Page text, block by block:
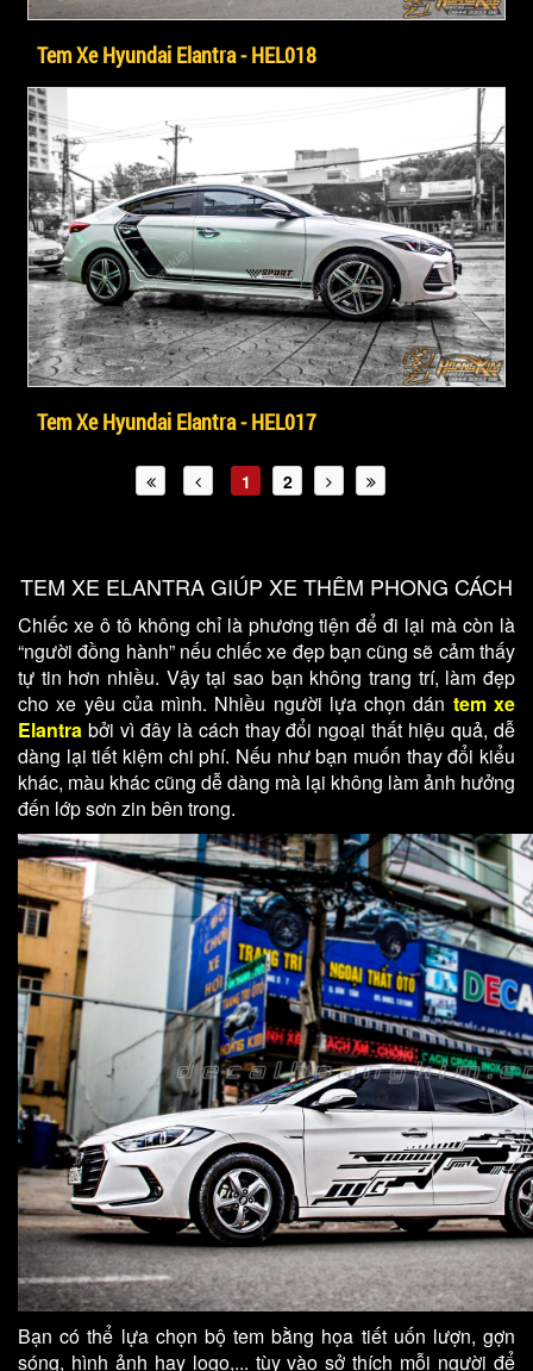
Tem Xe Hyundai Elantra - HEL018
Tem Xe Hyundai Elantra - HEL017
1 2
TEM XE ELANTRA GIÚP XE THÊM PHONG CÁCH
Chiếc xe ô tô không chỉ là phương tiện để đi lại mà còn là
“người đồng hành” nếu chiếc xe đẹp bạn cũng sẽ cảm thấy
tự tin hơn nhiều. Vậy tại sao bạn không trang trí, làm đẹp
cho xe yêu của mình. Nhiều người lựa chọn dán tem xe
Elantra bởi vì đây là cách thay đổi ngoại thất hiệu quả, dễ
dàng lại tiết kiệm chi phí. Nếu như bạn muốn thay đổi kiểu
khác, màu khác cũng dễ dàng mà lại không làm ảnh hưởng
đến lớp sơn zin bên trong.
Bạn có thể lựa chọn bộ tem bằng họa tiết uốn lượn, gợn
sóng, hình ảnh hay logo,... tùy vào sở thích mỗi người để